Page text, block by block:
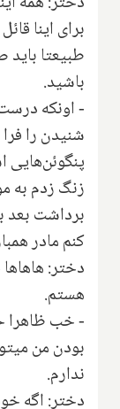
برای اینا
طبیعتا
باشید.
- اونکه
شنیدن را
زنگ زدم به
برداشت بعد
کنم مادر
دختر:
هستم.
- خب ظاهرا
بودن من
ندارم.
دختر: اگه